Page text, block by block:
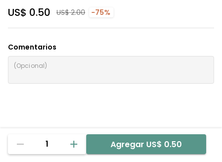
US$ 0.50 US$ 2.00 -75%
Comentarios
1 Agregar US$ 0.50